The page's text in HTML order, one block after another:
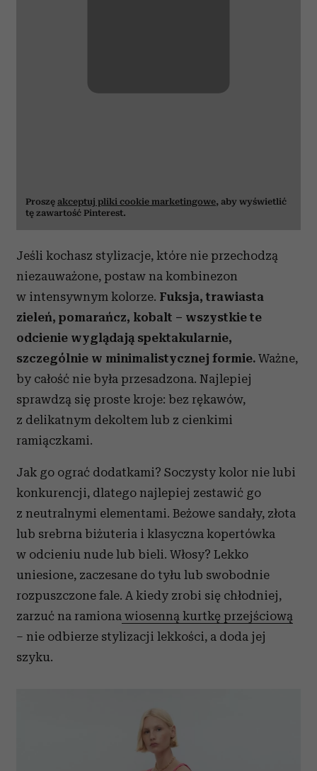
Proszę akceptuj pliki cookie marketingowe, aby wyświetlić
tę zawartość Pinterest.
Jeśli kochasz stylizacje, które nie przechodzą
niezauważone, postaw na kombinezon
w intensywnym kolorze. Fuksja, trawiasta
zieleń, pomarańcz, kobalt – wszystkie te
odcienie wyglądają spektakularnie,
szczególnie w minimalistycznej formie. Ważne,
by całość nie była przesadzona. Najlepiej
sprawdzą się proste kroje: bez rękawów,
z delikatnym dekoltem lub z cienkimi
ramiączkami.
Jak go ograć dodatkami? Soczysty kolor nie lubi
konkurencji, dlatego najlepiej zestawić go
z neutralnymi elementami. Beżowe sandały, złota
lub srebrna biżuteria i klasyczna kopertówka
w odcieniu nude lub bieli. Włosy? Lekko
uniesione, zaczesane do tyłu lub swobodnie
rozpuszczone fale. A kiedy zrobi się chłodniej,
zarzuć na ramiona wiosenną kurtkę przejściową
– nie odbierze stylizacji lekkości, a doda jej
szyku.